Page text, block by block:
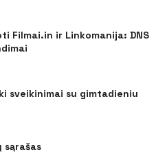
Filmai.in ir Linkomanija: DNS
sveikinimai su gimtadieniu
sąrašas